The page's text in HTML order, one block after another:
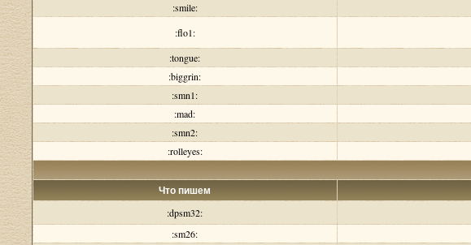
:smile:
:flo1:
:tongue:
:biggrin:
:smn1:
:mad:
:smn2:
:rolleyes:
Что пишем
:dpsm32:
:sm26: